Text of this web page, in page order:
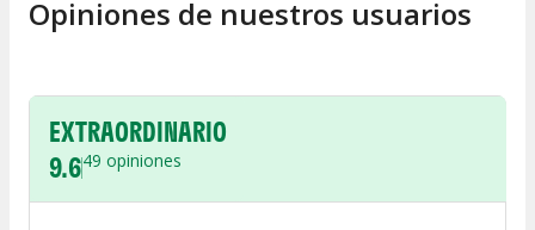
Opiniones de nuestros usuarios
EXTRAORDINARIO
9.649 opiniones